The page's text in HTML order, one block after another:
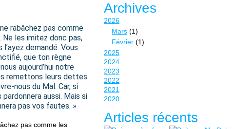
rabâchez pas comme
Ne les imitez donc pas,
demandé. Vous
que ton règne
aujourd’hui notre
remettons leurs dettes
nous du Mal. Car, si
aussi. Mais si
pas vos fautes. »
pas comme les
Archives
2026
Mars (1)
Février (1)
2025
2024
2023
2022
2021
2020
Articles récents